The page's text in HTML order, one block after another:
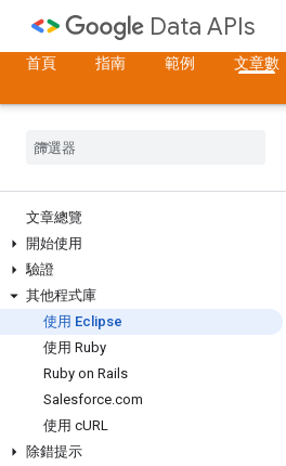
Data APIs
首頁
指南 範例 文章數
文章總覽
開始使用
驗證
其他程式庫
使用 Eclipse
使用 Ruby
Ruby on Rails
Salesforce.com
使用 cURL
除錯提示